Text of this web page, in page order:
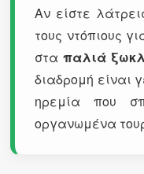
Αν είστε
τους ντόπιους
σταπαλιά
διαδρομή είναι
ηρεμία που
οργανωμένα